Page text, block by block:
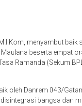
menyambut baik
beserta empat
Ramanda (Sekum
oleh Danrem 043/
bangsa dan